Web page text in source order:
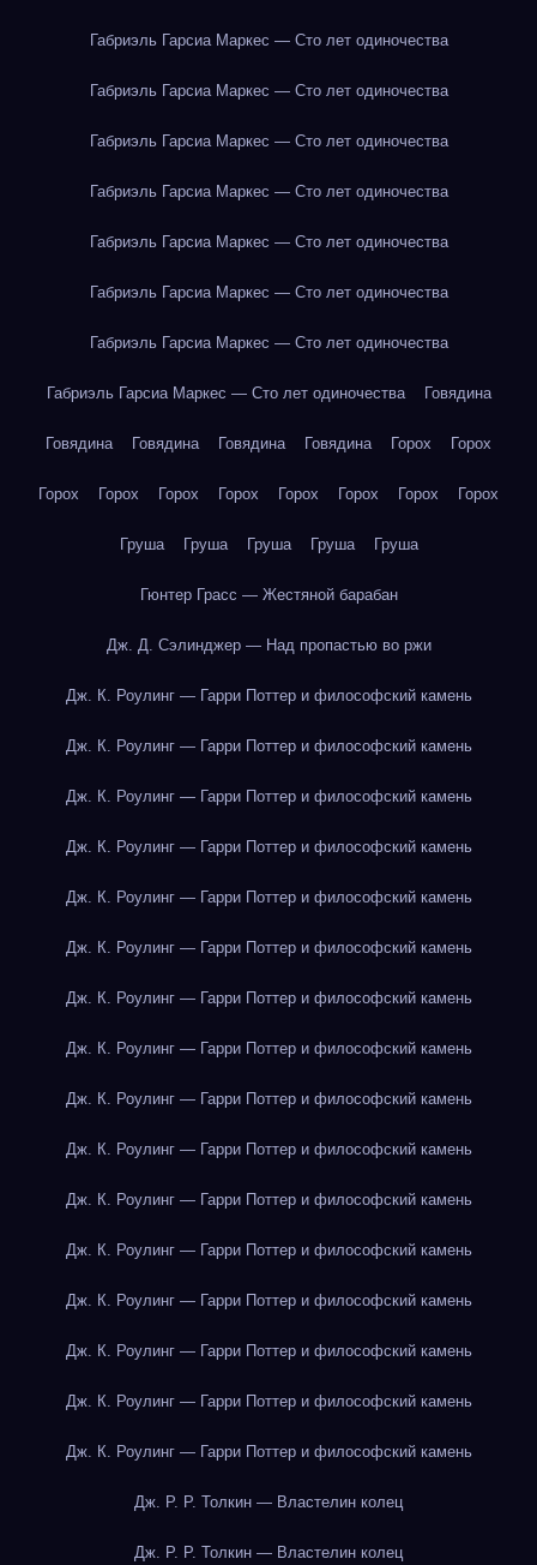
Габриэль Гарсиа Маркес — Сто лет одиночества
Габриэль Гарсиа Маркес — Сто лет одиночества
Габриэль Гарсиа Маркес — Сто лет одиночества
Габриэль Гарсиа Маркес — Сто лет одиночества
Габриэль Гарсиа Маркес — Сто лет одиночества
Габриэль Гарсиа Маркес — Сто лет одиночества
Габриэль Гарсиа Маркес — Сто лет одиночества
Габриэль Гарсиа Маркес — Сто лет одиночества Говядина
Говядина Говядина Говядина Говядина Горох Горох
Горох Горох Горох Горох Горох Горох Горох Горох
Груша Груша Груша Груша Груша
Гюнтер Грасс — Жестяной барабан
Дж. Д. Сэлинджер — Над пропастью во ржи
Дж. К. Роулинг — Гарри Поттер и философский камень
Дж. К. Роулинг — Гарри Поттер и философский камень
Дж. К. Роулинг — Гарри Поттер и философский камень
Дж. К. Роулинг — Гарри Поттер и философский камень
Дж. К. Роулинг — Гарри Поттер и философский камень
Дж. К. Роулинг — Гарри Поттер и философский камень
Дж. К. Роулинг — Гарри Поттер и философский камень
Дж. К. Роулинг — Гарри Поттер и философский камень
Дж. К. Роулинг — Гарри Поттер и философский камень
Дж. К. Роулинг — Гарри Поттер и философский камень
Дж. К. Роулинг — Гарри Поттер и философский камень
Дж. К. Роулинг — Гарри Поттер и философский камень
Дж. К. Роулинг — Гарри Поттер и философский камень
Дж. К. Роулинг — Гарри Поттер и философский камень
Дж. К. Роулинг — Гарри Поттер и философский камень
Дж. К. Роулинг — Гарри Поттер и философский камень
Дж. Р. Р. Толкин — Властелин колец
Дж. Р. Р. Толкин — Властелин колец